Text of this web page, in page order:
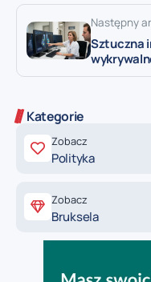
Następny
Sztuczna
Kategorie
Zobacz
Polityka
Zobacz
Bruksela